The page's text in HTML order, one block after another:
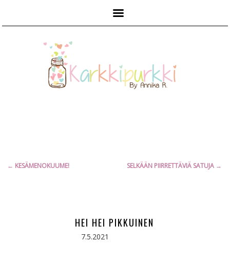
Artikkelien
← KESÄMENOKUUME! SELKÄÄN PIIRRETTÄVIÄ SATUJA →
HEI HEI PIKKUINEN
7.5.2021